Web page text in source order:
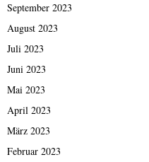
September 2023
August 2023
Juli 2023
Juni 2023
Mai 2023
April 2023
März 2023
Februar 2023